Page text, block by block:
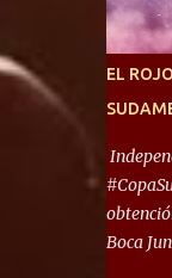
ello
transitó
local
de los
foco de
EL
Boca